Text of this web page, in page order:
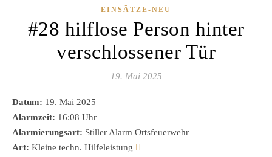
EINSÄTZE-NEU
#28 hilflose Person hinter
verschlossener Tür
19. Mai 2025
Datum: 19. Mai 2025
Alarmzeit: 16:08 Uhr
Alarmierungsart: Stiller Alarm Ortsfeuerwehr
Art: Kleine techn. Hilfeleistung